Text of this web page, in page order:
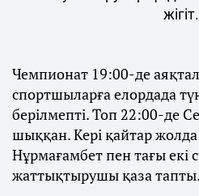
жігіт.
Чемпионат 19:00-де
спортшыларға елордада
берілмепті. Топ 22:00-де
шыққан. Кері қайтар
Нұрмағамбет пен тағы екі
жаттықтырушы қаза тапты.